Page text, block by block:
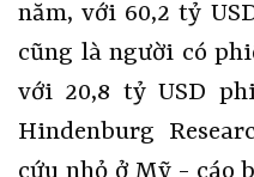
năm, với 60,2 tỷ
cũng là người có
với 20,8 tỷ USD
Hindenburg